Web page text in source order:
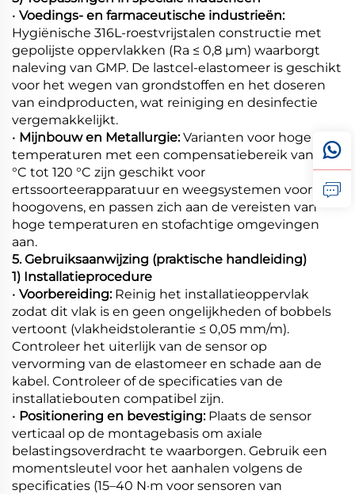
• Voedings- en farmaceutische industrieën:
Hygiënische 316L-roestvrijstalen constructie met
gepolijste oppervlakken (Ra ≤ 0,8 μm) waarborgt
naleving van GMP. De lastcel-elastomeer is geschikt
voor het wegen van grondstoffen en het doseren
van eindproducten, wat reiniging en desinfectie
vergemakkelijkt.
• Mijnbouw en Metallurgie:Varianten voor hoge
temperaturen met een compensatiebereik van -40
°C tot 120 °C zijn geschikt voor
ertssoorteerapparatuur en weegsystemen voor
hoogovens, en passen zich aan de vereisten van
hoge temperaturen en stofachtige omgevingen
aan.
5. Gebruiksaanwijzing (praktische handleiding)
1) Installatieprocedure
• Voorbereiding: Reinig het installatieoppervlak
zodat dit vlak is en geen ongelijkheden of bobbels
vertoont (vlakheidstolerantie ≤ 0,05 mm/m).
Controleer het uiterlijk van de sensor op
vervorming van de elastomeer en schade aan de
kabel. Controleer of de specificaties van de
installatiebouten compatibel zijn.
• Positionering en bevestiging: Plaats de sensor
verticaal op de montagebasis om axiale
belastingsoverdracht te waarborgen. Gebruik een
momentsleutel voor het aanhalen volgens de
specificaties (15–40 N·m voor sensoren van